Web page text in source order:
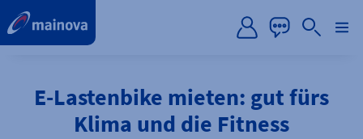
E-Lastenbike mieten: gut fürs
Klima und die Fitness